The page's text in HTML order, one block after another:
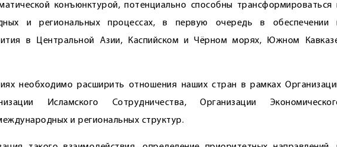
конъюнктурой, потенциально способны трансформироваться
и региональных процессах, в первую очередь в обеспечении
в Центральной Азии, Каспийском и Чёрном морях, Южном
необходимо расширить отношения наших стран в рамках
Исламского Сотрудничества, Организации
и региональных структур.